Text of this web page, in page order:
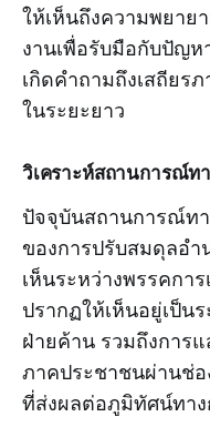
ให้เห็นถึงความพยาย
งานเพื่อรับมือกับปัญ
เกิดคำถามถึงเสถียร
ในระยะยาว
วิเคราะห์สถานการณ์ทา
ปัจจุบันสถานการณ์ทา
ของการปรับสมดุลอ
เห็นระหว่างพรรคกา
ปรากฏให้เห็นอยู่เป็น
ฝ่ายค้าน รวมถึงการ
ภาคประชาชนผ่านช่
ที่ส่งผลต่อภูมิทัศน์ทาง